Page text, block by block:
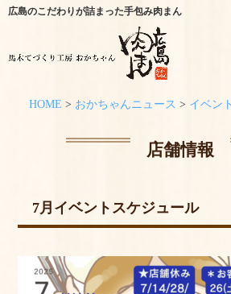
手作りキットのご利用シーン
特定商取引法に関する記述
オンラインショップからの
広島のこだわりが詰まった手包み肉まん
HOME > おかちゃんニュース > イベン
店舗情報
7月イベントスケジュール